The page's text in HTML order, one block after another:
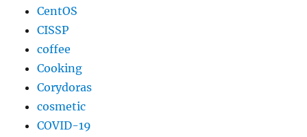
CentOS
CISSP
coffee
Cooking
Corydoras
cosmetic
COVID-19